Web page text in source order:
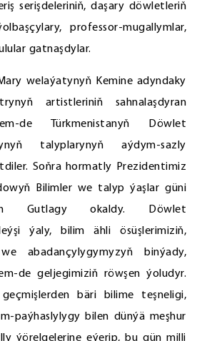
serişdeleriniň, daşary döwletleriň
professor-mugallymlar,
gatnaşdylar.
welaýatynyň Kemine adyndaky
artistleriniň sahnalaşdyran
de Türkmenistanyň Döwlet
talyplarynyň aýdym-sazly
Soňra hormatly Prezidentimiz
Bilimler we talyp ýaşlar güni
Gutlagy okaldy. Döwlet
ýaly, bilim ähli ösüşlerimiziň,
abadançylygymyzyň binýady,
de geljegimiziň röwşen ýoludyr.
bäri bilime teşneligi,
paýhaslylygy bilen dünýä meşhur
ýörelgelerine eýerip, bu gün milli